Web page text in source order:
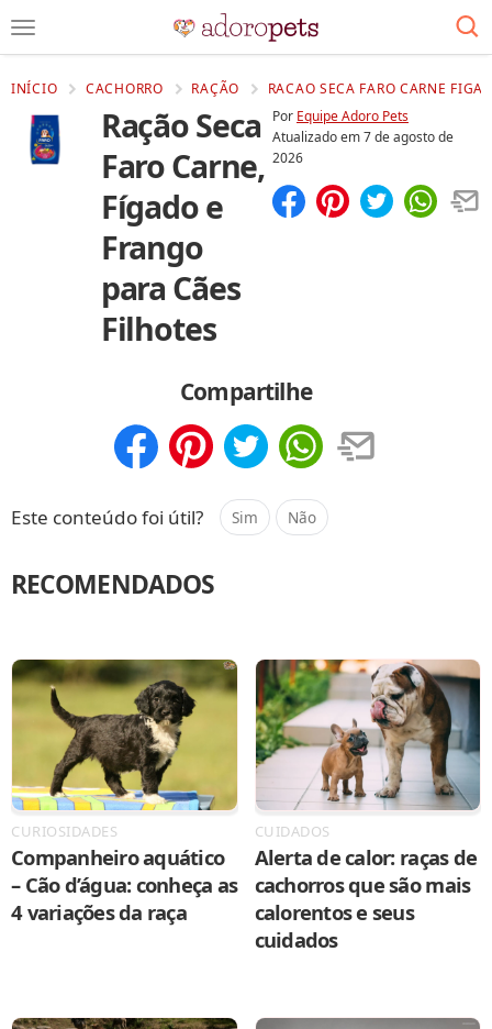
INÍCIO CACHORRO RAÇÃO RACAO SECA FARO CARNE
Ração Seca
Faro Carne,
Fígado e
Frango
para Cães
Filhotes
Por Equipe Adoro Pets
Atualizado em7 de agosto de
2026
Compartilhe
Este conteúdo foi útil? Sim Não
RECOMENDADOS
CURIOSIDADES
Companheiro aquático
– Cão d’água: conheça as
4 variações da raça
CUIDADOS
Alerta de calor: raças de
cachorros que são mais
calorentos e seus
cuidados